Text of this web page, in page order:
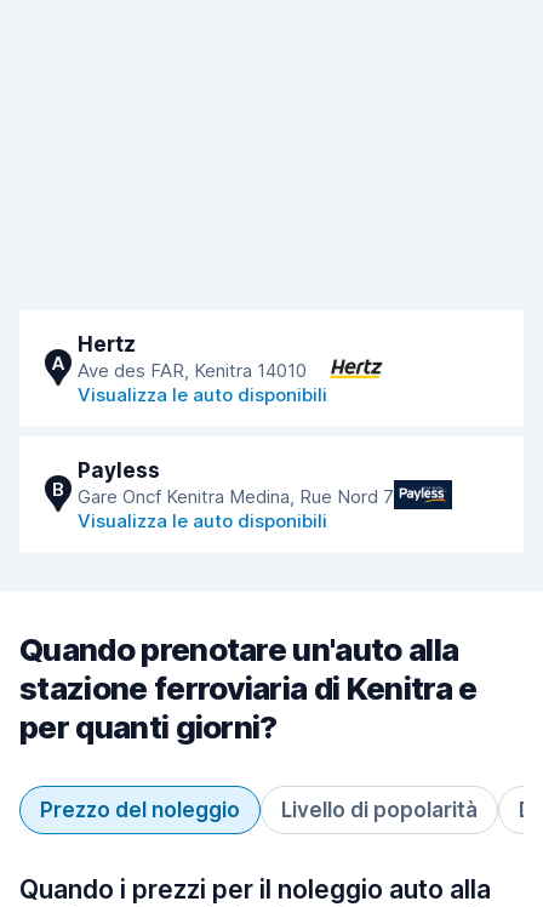
A
Hertz
Ave des FAR, Kenitra 14010
Visualizza le auto disponibili
B
Payless
Gare Oncf Kenitra Medina, Rue Nord 7
Visualizza le auto disponibili
Quando prenotare un'auto alla
stazione ferroviaria di Kenitra e
per quanti giorni?
Prezzo del noleggio Livello di popolarità
Quando i prezzi per il noleggio auto alla